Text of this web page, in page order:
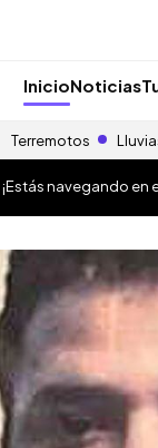
InicioNoticias
Terremotos
¡Estás navegando en